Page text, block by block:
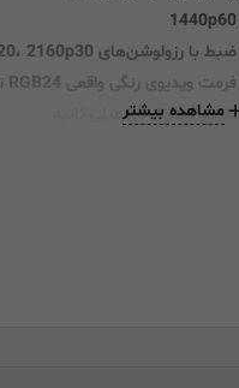
1440p60
ضبط با رزولوشن‌های 1080p120، 2160p30 و 1440p60.
فرمت ویدیوی رنگی واقعی RGB24 تا 1080p60.
تاخیر کمتر از 50 میلی ثانیه
مشاهده بیشتر